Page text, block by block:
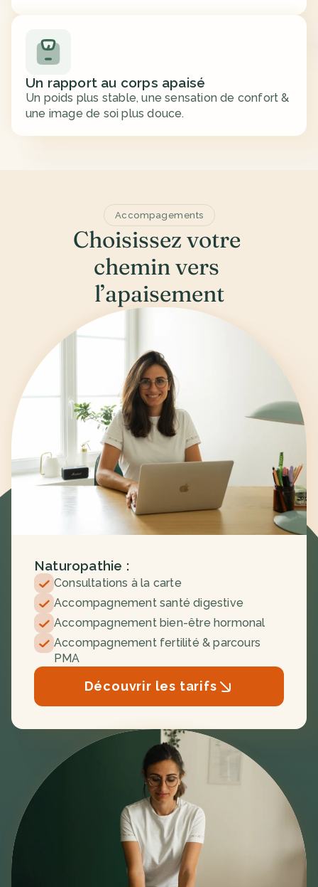
Un rapport au corps apaisé
Un poids plus stable, une sensation de confort &
une image de soi plus douce.
Accompagements
Choisissez votre
chemin vers
l’apaisement
Naturopathie :
Consultations à la carte
Accompagnement santé digestive
Accompagnement bien-être hormonal
Accompagnement fertilité & parcours
PMA
Découvrir les tarifs